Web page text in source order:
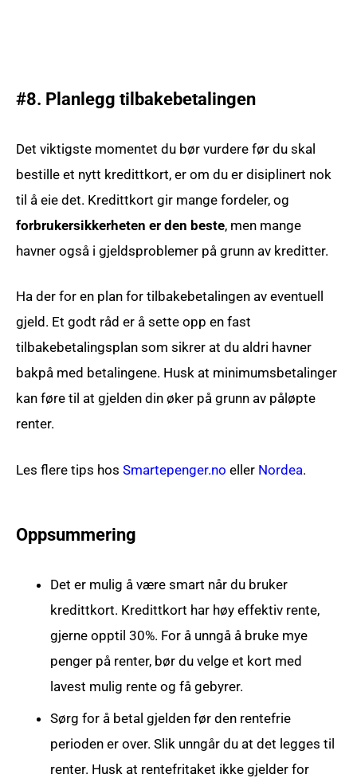
#8. Planlegg tilbakebetalingen
Det viktigste momentet du bør vurdere før du skal
bestille et nytt kredittkort, er om du er disiplinert nok
til å eie det. Kredittkort gir mange fordeler, og
forbrukersikkerheten er den beste, men mange
havner også i gjeldsproblemer på grunn av kreditter.
Ha der for en plan for tilbakebetalingen av eventuell
gjeld. Et godt råd er å sette opp en fast
tilbakebetalingsplan som sikrer at du aldri havner
bakpå med betalingene. Husk at minimumsbetalinger
kan føre til at gjelden din øker på grunn av påløpte
renter.
Les flere tips hosSmartepenger.no eller Nordea.
Oppsummering
Det er mulig å være smart når du bruker
kredittkort. Kredittkort har høy effektiv rente,
gjerne opptil 30%. For å unngå å bruke mye
penger på renter, bør du velge et kort med
lavest mulig rente og få gebyrer.
Sørg for å betal gjelden før den rentefrie
perioden er over. Slik unngår du at det legges til
renter. Husk at rentefritaket ikke gjelder for